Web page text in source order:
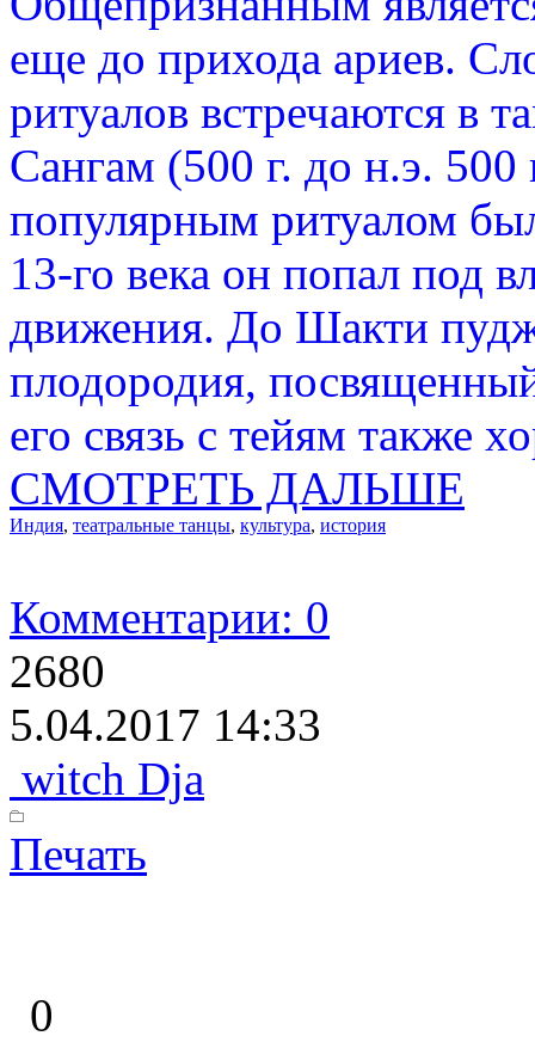
еще до прихода ариев.
ритуалов встречаются в
Сангам (500 г. до н.э.
популярным ритуалом
13-го века он попал под
движения. До Шакти
плодородия,
его связь с тейям также
СМОТРЕТЬ ДАЛЬШЕ
Индия, театральные танцы, культура, история
Комментарии: 0
2680
5.04.2017 14:33
witch Dja
Печать
0